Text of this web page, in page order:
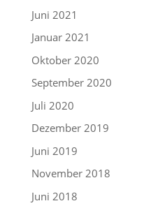
Juni 2021
Januar 2021
Oktober 2020
September 2020
Juli 2020
Dezember 2019
Juni 2019
November 2018
Juni 2018